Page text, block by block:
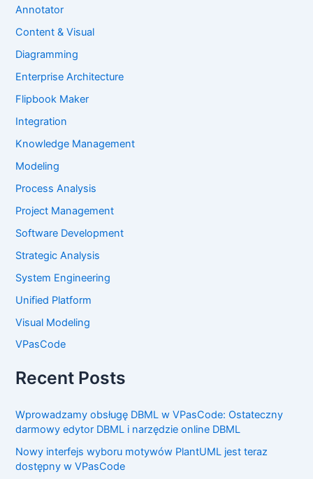
Annotator
Content & Visual
Diagramming
Enterprise Architecture
Flipbook Maker
Integration
Knowledge Management
Modeling
Process Analysis
Project Management
Software Development
Strategic Analysis
System Engineering
Unified Platform
Visual Modeling
VPasCode
Recent Posts
Wprowadzamy obsługę DBML w VPasCode: Ostateczny
darmowy edytor DBML i narzędzie online DBML
Nowy interfejs wyboru motywów PlantUML jest teraz
dostępny w VPasCode